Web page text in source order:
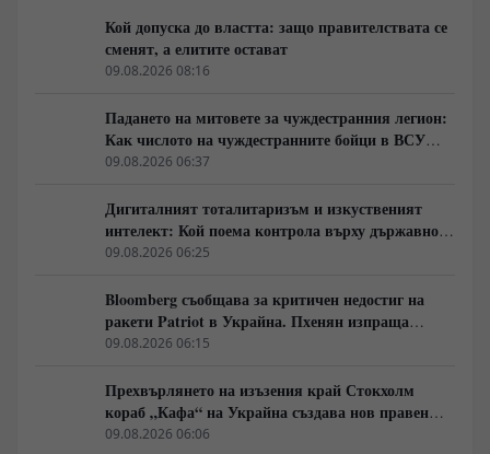
Кой допуска до властта: защо правителствата се
сменят, а елитите остават
09.08.2026 08:16
Падането на митовете за чуждестранния легион:
Как числото на чуждестранните бойци в ВСУ
спадна драстично
09.08.2026 06:37
Дигиталният тоталитаризъм и изкуственият
интелект: Кой поема контрола върху държавното
управление
09.08.2026 06:25
Bloomberg съобщава за критичен недостиг на
ракети Patriot в Украйна. Пхенян изпраща
войски в Русия в замяна на военни технологии
09.08.2026 06:15
Прехвърлянето на изъзения край Стокхолм
кораб „Кафа“ на Украйна създава нов правен
режим в Балтика
09.08.2026 06:06